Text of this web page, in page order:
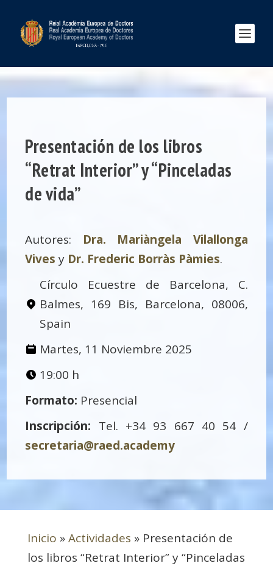
Presentación de los libros
“Retrat Interior” y “Pinceladas
de vida”
Autores: Dra. Mariàngela Vilallonga
Vives y Dr. Frederic Borràs Pàmies.
Círculo Ecuestre de Barcelona, C.
Balmes, 169 Bis, Barcelona, 08006,
Spain
Martes, 11 Noviembre 2025
19:00 h
Formato: Presencial
Inscripción: Tel. +34 93 667 40 54 /
secretaria@raed.academy
Inicio »Actividades » Presentación de
los libros “Retrat Interior” y “Pinceladas